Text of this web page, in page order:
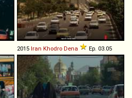
2015 Iran Khodro Dena Ep. 03.05